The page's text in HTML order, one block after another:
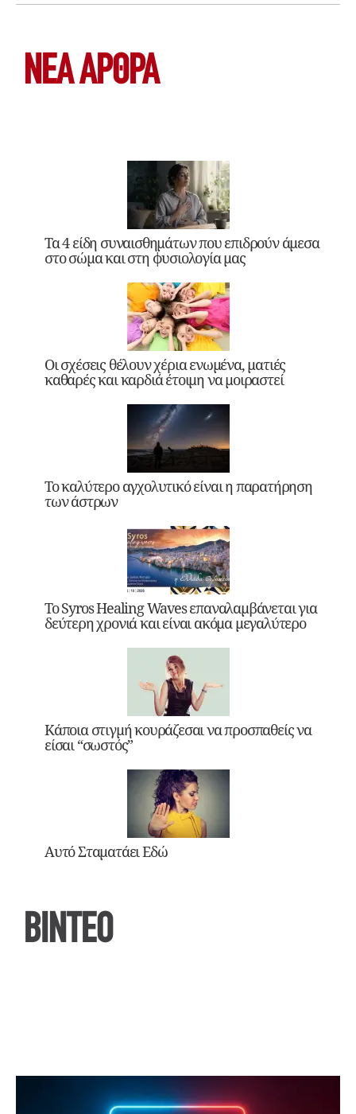
ΝΕΑ ΆΡΘΡΑ
Τα 4 είδη συναισθημάτων που επιδρούν άμεσα
στο σώμα και στη φυσιολογία μας
Οι σχέσεις θέλουν χέρια ενωμένα, ματιές
καθαρές και καρδιά έτοιμη να μοιραστεί
Το καλύτερο αγχολυτικό είναι η παρατήρηση
των άστρων
Το Syros Healing Waves επαναλαμβάνεται για
δεύτερη χρονιά και είναι ακόμα μεγαλύτερο
Κάποια στιγμή κουράζεσαι να προσπαθείς να
είσαι “σωστός”
Αυτό Σταματάει Εδώ
ΒΙΝΤΕΟ